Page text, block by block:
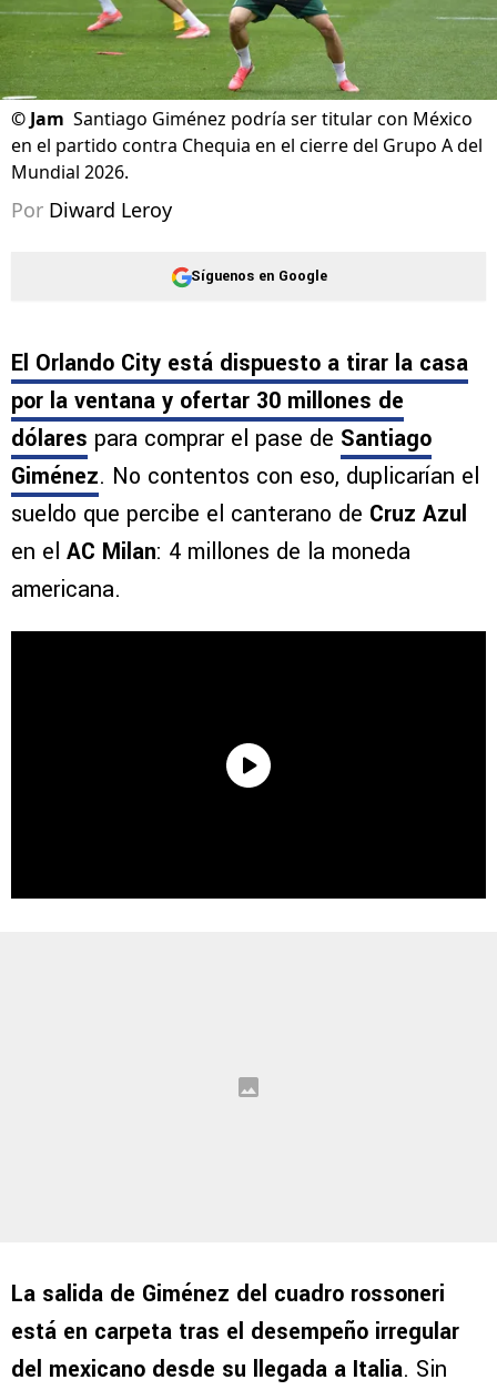
©Jam Santiago Giménez podría ser titular con México
en el partido contra Chequia en el cierre del Grupo A del
Mundial 2026.
Por Diward Leroy
Síguenos en Google
El Orlando City está dispuesto a tirar la casa
por la ventana y ofertar 30 millones de
dólares para comprar el pase de Santiago
Giménez. No contentos con eso, duplicarían el
sueldo que percibe el canterano de Cruz Azul
en el AC Milan: 4 millones de la moneda
americana.
La salida de Giménez del cuadro rossoneri
está en carpeta tras el desempeño irregular
del mexicano desde su llegada a Italia. Sin